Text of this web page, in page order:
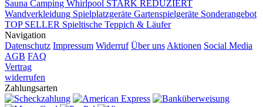
Sauna Camping Whirlpool STARK REDUZIERT
Wandverkleidung Spielplatzgeräte Gartenspielgeräte Sonderangebot
TOP SELLER Spieltische Teppich & Läufer
Navigation
Datenschutz Impressum Widerruf Über uns Aktionen Social Media
AGB FAQ
Vertrag
widerrufen
Zahlungsarten